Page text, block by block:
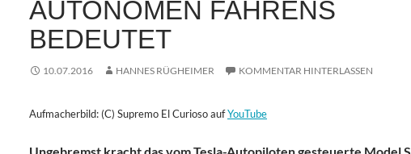
AUTONOMEN FAHRENS
BEDEUTET
10.07.2016 HANNES RÜGHEIMER KOMMENTAR HINTERLASSEN
Aufmacherbild: (C) Supremo El Curioso aufYouTube